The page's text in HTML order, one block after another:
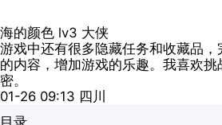
海的颜色 lv3 大侠
游戏中还有很多隐藏任务和收藏品
的内容，增加游戏的乐趣。我喜欢
密。
01-26 09:13 四川